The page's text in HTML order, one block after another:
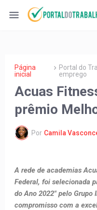
Página
inicial
Portal do
emprego
Acuas
prêmio
Por Camila
A rede de academias
Federal, foi selecionada
do Ano 2022" pelo Grupo
compromisso com a